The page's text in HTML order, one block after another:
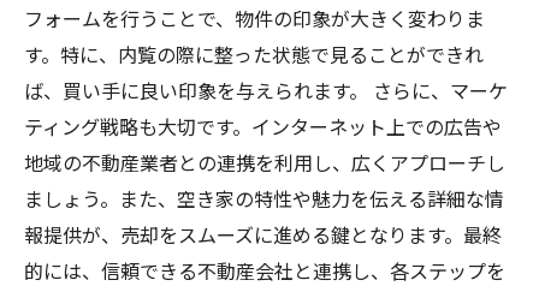
フォームを行うことで、物件の印象が大きく変わりま
す。特に、内覧の際に整った状態で見ることができれ
ば、買い手に良い印象を与えられます。 さらに、マーケ
ティング戦略も大切です。インターネット上での広告や
地域の不動産業者との連携を利用し、広くアプローチし
ましょう。また、空き家の特性や魅力を伝える詳細な情
報提供が、売却をスムーズに進める鍵となります。最終
的には、信頼できる不動産会社と連携し、各ステップを